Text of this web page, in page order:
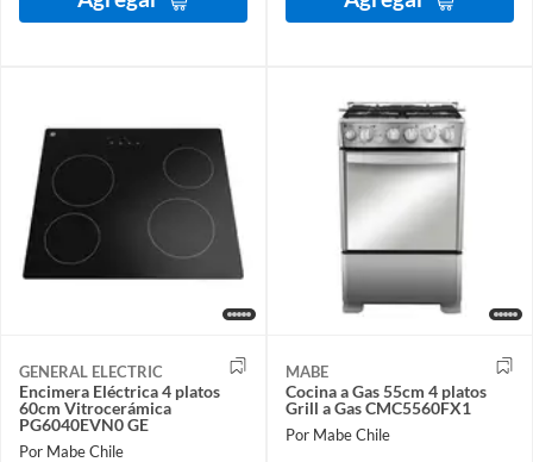
GENERAL ELECTRIC
Encimera Eléctrica 4 platos
60cm Vitrocerámica
PG6040EVN0 GE
Por Mabe Chile
MABE
Cocina a Gas 55cm 4 platos
Grill a Gas CMC5560FX1
Por Mabe Chile